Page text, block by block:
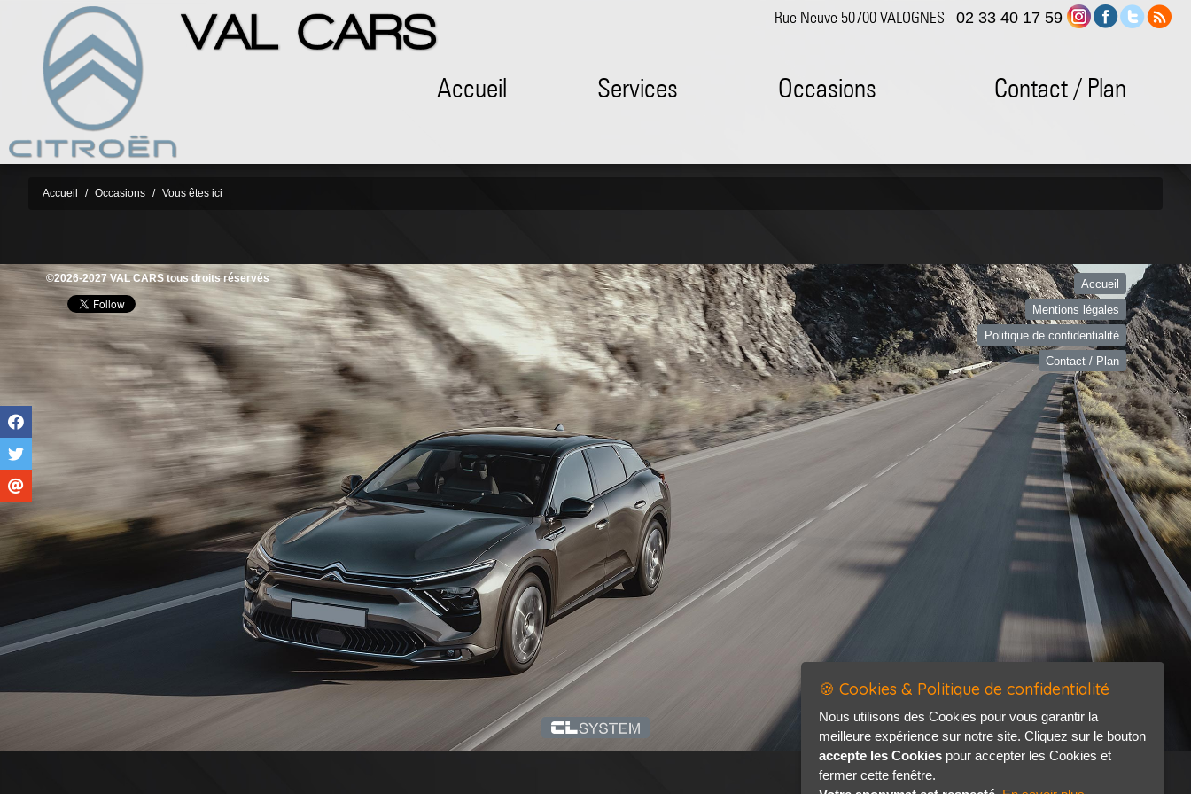
Rue Neuve 50700 VALOGNES - 02 33 40 17 59
Accueil Services Occasions Contact / Plan
Accueil Occasions Vous êtes ici
©2026-2027 VAL CARS tous droits réservés
Accueil
Mentions légales
Politique de confidentialité
Contact / Plan
🍪 Cookies & Politique de confidentialité
Nous utilisons des Cookies pour vous garantir la
meilleure expérience sur notre site. Cliquez sur le bouton
accepte les Cookies pour accepter les Cookies et
fermer cette fenêtre.